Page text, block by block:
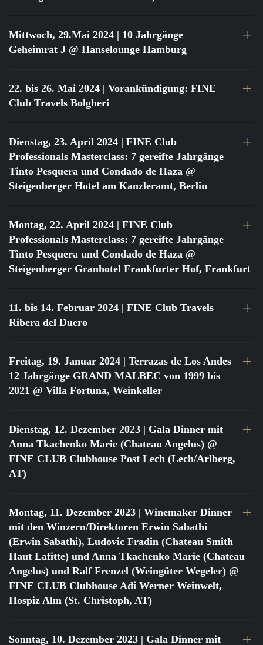
Mittwoch, 29.Mai 2024 | 10 Jahrgänge
Geheimrat J @ Hanselounge Hamburg
22. bis 26. Mai 2024 | Vorankündigung: FINE
Club Travels Bolgheri
Dienstag, 23. April 2024 | FINE Club
Professionals Masterclass: 7 gereifte Jahrgänge
Tinto Pesquera und Condado de Haza @
Steigenberger Hotel am Kanzleramt, Berlin
Montag, 22. April 2024 | FINE Club
Professionals Masterclass: 7 gereifte Jahrgänge
Tinto Pesquera und Condado de Haza @
Steigenberger Granhotel Frankfurter Hof, Frankfurt
11. bis 14. Februar 2024 | FINE Club Travels
Ribera del Duero
Freitag, 19. Januar 2024 | Terrazas de Los Andes
12 Jahrgänge GRAND MALBEC von 1999 bis
2021 @ Villa Fortuna, Weinkeller
Dienstag, 12. Dezember 2023 | Gala Dinner mit
Anna Tkachenko Marie (Chateau Angelus) @
FINE CLUB Clubhouse Post Lech (Lech/Arlberg,
AT)
Montag, 11. Dezember 2023 | Winemaker Dinner
mit den Winzern/Direktoren Erwin Sabathi
(Erwin Sabathi), Ludovic Fradin (Chateau Smith
Haut Lafitte) und Anna Tkachenko Marie (Chateau
Angelus) und Ralf Frenzel (Weingüter Wegeler) @
FINE CLUB Clubhouse Adi Werner Weinwelt,
Hospiz Alm (St. Christoph, AT)
Sonntag, 10. Dezember 2023 | Gala Dinner mit